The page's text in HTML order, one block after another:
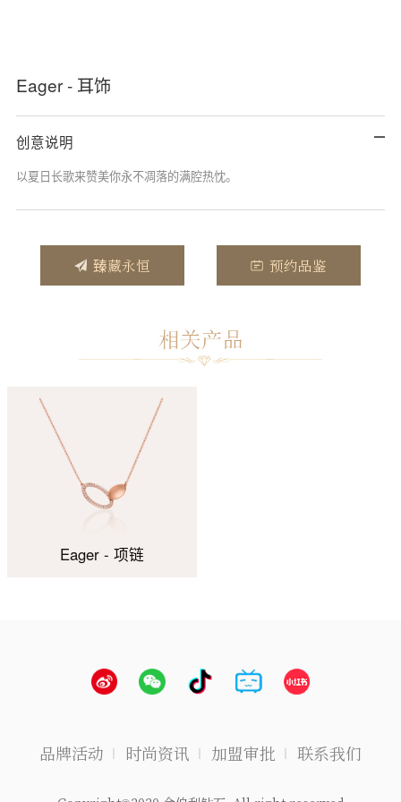
Eager - 耳饰
创意说明
以夏日长歌来赞美你永不凋落的满腔热忱。
臻藏永恒 预约品鉴
Eager - 项链
品牌活动 时尚资讯 加盟审批 联系我们